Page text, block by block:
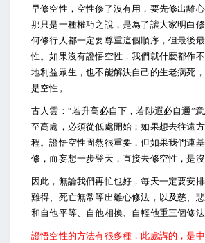
早修空性，空性修了沒有用，要先修出離
那只是一種權巧之說，是為了讓大家明白
何修行人都一定要尊重這個順序，但最後
性。如果沒有證悟空性，我們就什麼都作
地利益眾生，也不能解決自己的生老病死
是空性。
古人雲：“若升高必自下，若陟遐必自邇”
至高處，必須從低處開始；如果想去往遠
程。證悟空性固然很重要，但如果我們連
修，而妄想一步登天，直接去修空性，是沒
因此，無論我們再忙也好，每天一定要安
難得、死亡無常等出離心修法，以及慈、
和自他平等、自他相換、自輕他重三個修法
證悟空性的方法有很多種，此處講的，是